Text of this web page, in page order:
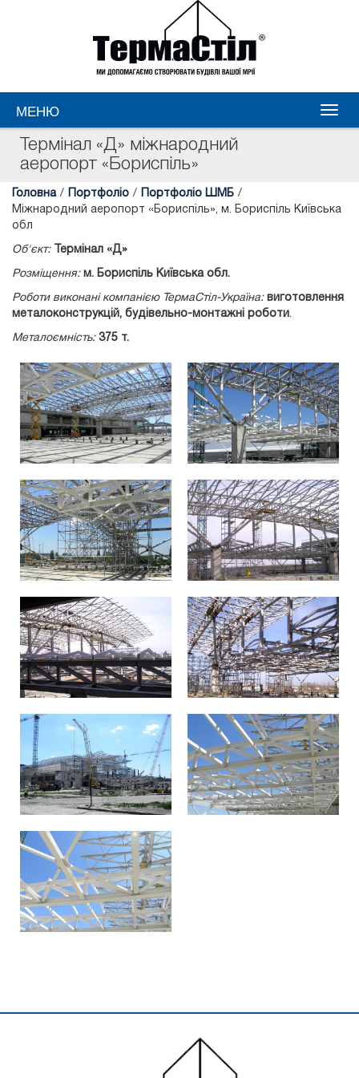
МЕНЮ
Термінал «Д» міжнародний
аеропорт «Бориспіль»
Головна / Портфоліо / Портфоліо ШМБ /
Міжнародний аеропорт «Бориспіль», м. Бориспіль Київська
обл
Об'єкт: Термінал «Д»
Розміщення: м. Бориспіль Київська обл.
Роботи виконані компанією ТермаСтіл-Україна: виготовлення
металоконструкцій, будівельно-монтажні роботи.
Металоємність: 375 т.